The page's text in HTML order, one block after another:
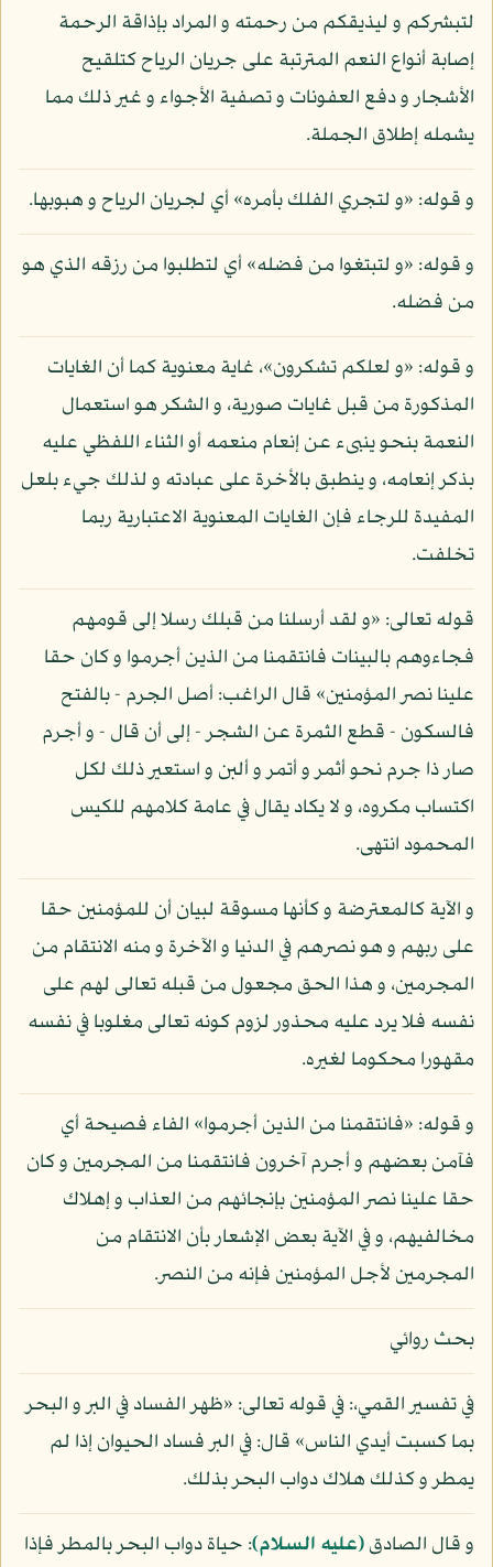
لتبشركم و ليذيقكم من رحمته و المراد بإذاقة الرحمة
إصابة أنواع النعم المترتبة على جريان الرياح كتلقيح
الأشجار و دفع العفونات و تصفية الأجواء و غير ذلك مما
يشمله إطلاق الجملة.
و قوله: «و لتجري الفلك بأمره» أي لجريان الرياح و هبوبها.
و قوله: «و لتبتغوا من فضله» أي لتطلبوا من رزقه الذي هو
من فضله.
و قوله: «و لعلكم تشكرون»، غاية معنوية كما أن الغايات
المذكورة من قبل غايات صورية، و الشكر هو استعمال
النعمة بنحو ينبىء عن إنعام منعمه أو الثناء اللفظي عليه
بذكر إنعامه، و ينطبق بالأخرة على عبادته و لذلك جيء بلعل
المفيدة للرجاء فإن الغايات المعنوية الاعتبارية ربما
تخلفت.
قوله تعالى: «و لقد أرسلنا من قبلك رسلا إلى قومهم
فجاءوهم بالبينات فانتقمنا من الذين أجرموا و كان حقا
علينا نصر المؤمنين» قال الراغب: أصل الجرم - بالفتح
فالسكون - قطع الثمرة عن الشجر - إلى أن قال - و أجرم
صار ذا جرم نحو أثمر و أتمر و ألبن و استعير ذلك لكل
اكتساب مكروه، و لا يكاد يقال في عامة كلامهم للكيس
المحمود انتهى.
و الآية كالمعترضة و كأنها مسوقة لبيان أن للمؤمنين حقا
على ربهم و هو نصرهم في الدنيا و الآخرة و منه الانتقام من
المجرمين، و هذا الحق مجعول من قبله تعالى لهم على
نفسه فلا يرد عليه محذور لزوم كونه تعالى مغلوبا في نفسه
مقهورا محكوما لغيره.
و قوله: «فانتقمنا من الذين أجرموا» الفاء فصيحة أي
فآمن بعضهم و أجرم آخرون فانتقمنا من المجرمين و كان
حقا علينا نصر المؤمنين بإنجائهم من العذاب و إهلاك
مخالفيهم، و في الآية بعض الإشعار بأن الانتقام من
المجرمين لأجل المؤمنين فإنه من النصر.
بحث روائي
في تفسير القمي،: في قوله تعالى: «ظهر الفساد في البر و البحر
بما كسبت أيدي الناس» قال: في البر فساد الحيوان إذا لم
يمطر و كذلك هلاك دواب البحر بذلك.
و قال الصادق(عليه السلام): حياة دواب البحر بالمطر فإذا